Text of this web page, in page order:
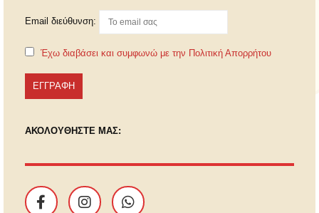
Email διεύθυνση:
Έχω διαβάσει και συμφωνώ με την Πολιτική Απορρήτου
ΑΚΟΛΟΥΘΗΣΤΕ ΜΑΣ: